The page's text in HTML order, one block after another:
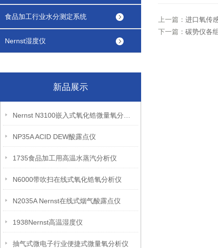
食品加工行业水分测定系统
Nernst湿度仪
新品展示
NP35A ACID DEW酸露点仪
1735食品加工用高温水蒸汽分析仪
N6000带吹扫在线式氧化锆氧分析仪
N2035A Nernst在线式烟气酸露点仪
1938Nernst高温湿度仪
抽气式微电子行业便捷式微量氧分析仪
上一篇： 进口氧传
下一篇： 碳势仪各